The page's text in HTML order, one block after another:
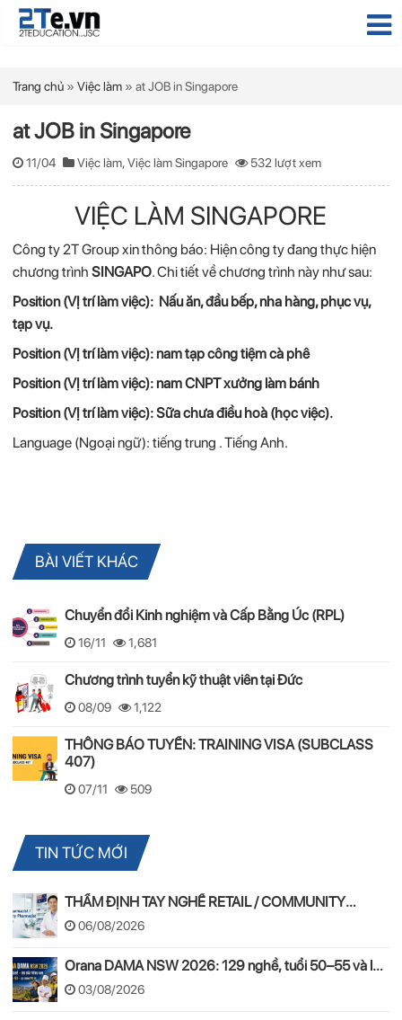
Trang chủ » Việc làm » at JOB in Singapore
at JOB in Singapore
11/04 Việc làm,Việc làm Singapore 532 lượt xem
VIỆC LÀM SINGAPORE
Công ty 2T Group xin thông báo: Hiện công ty đang thực hiện
chương trìnhSINGAPO. Chi tiết về chương trình này như sau:
Position (VỊ trí làm việc): Nấu ăn, đầu bếp, nha hàng, phục vụ,
tạp vụ.
Position (VỊ trí làm việc): nam tạp công tiệm cà phê
Position (VỊ trí làm việc): nam CNPT xưởng làm bánh
Position (VỊ trí làm việc): Sữa chưa điều hoà (học việc).
Language (Ngoại ngữ): tiếng trung . Tiếng Anh.
BÀI VIẾT KHÁC
Chuyển đổi Kinh nghiệm và Cấp Bằng Úc (RPL)
16/11 1,681
Chương trình tuyển kỹ thuật viên tại Đức
08/09 1,122
THÔNG BÁO TUYỂN: TRAINING VISA (SUBCLASS
407)
07/11 509
TIN TỨC MỚI
THẨM ĐỊNH TAY NGHỀ RETAIL / COMMUNITY
PHARMACIST ÚC 2026 – APC & OPRA
06/08/2026
Orana DAMA NSW 2026: 129 nghề, tuổi 50–55 và lộ
trình PR
03/08/2026